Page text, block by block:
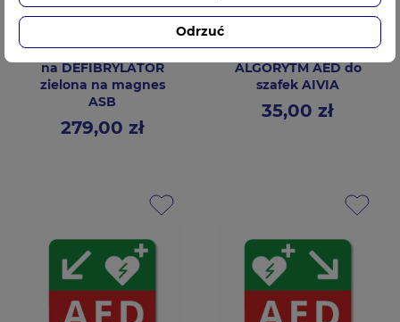
Szafka wewnętrzna
na DEFIBRYLATOR
zielona na magnes
ASB
Cena279,00 zł
Tablica informacyjna
ALGORYTM AED do
szafek AIVIA
Cena35,00 zł
Odrzuć